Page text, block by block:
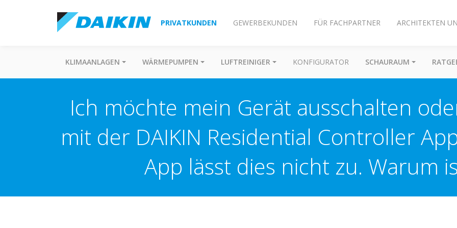
PRIVATKUNDEN GEWERBEKUNDEN FÜR FACHPARTNER ARCHITEKTEN
KLIMAANLAGEN WÄRMEPUMPEN LUFTREINIGER KONFIGURATOR SCHAURAUM
Ich möchte mein Gerät ausschalten
mit der DAIKIN Residential Controller
App lässt dies nicht zu. Warum